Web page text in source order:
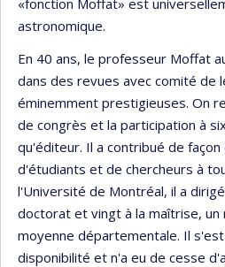
astronomique.
En 40 ans, le professeur Moffat
dans des revues avec comité de
éminemment prestigieuses. On
de congrès et la participation à
qu'éditeur. Il a contribué de
d'étudiants et de chercheurs à
l'Université de Montréal, il a
doctorat et vingt à la maîtrise, un
moyenne départementale. Il
disponibilité et n'a eu de cesse